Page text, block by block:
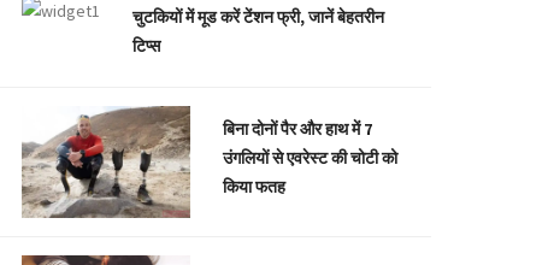
चुटकियों में मूड करें टेंशन फ्री, जानें बेहतरीन
टिप्स
बिना दोनों पैर और हाथ में 7
उंगलियों से एवरेस्ट की चोटी को
किया फतह